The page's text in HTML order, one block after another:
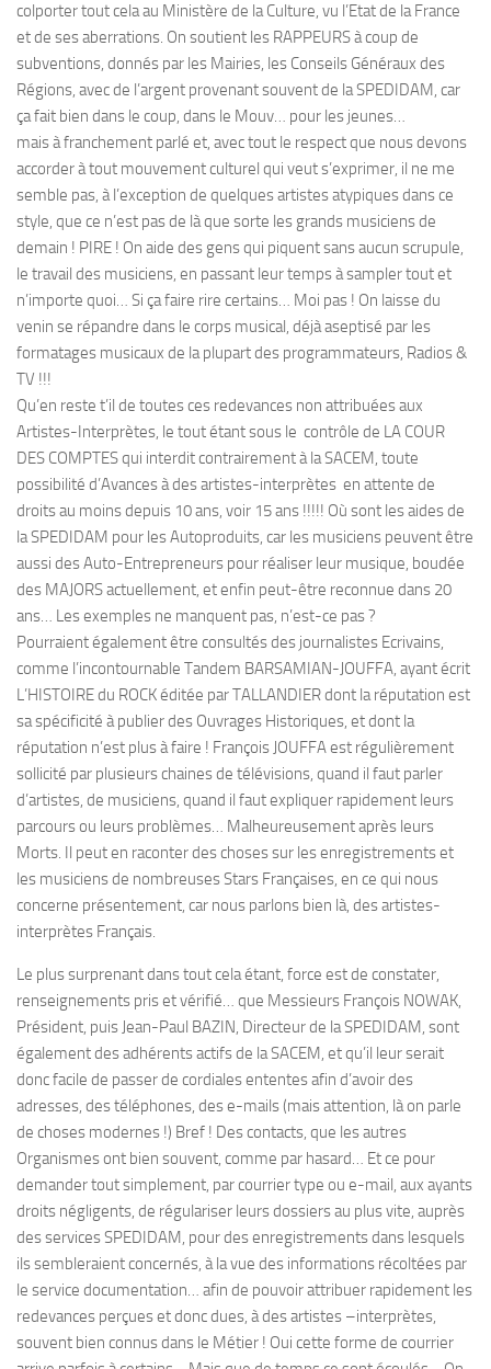
colporter tout cela au Ministère de la Culture, vu l’Etat de la France
et de ses aberrations. On soutient les RAPPEURS à coup de
subventions, donnés par les Mairies, les Conseils Généraux des
Régions, avec de l’argent provenant souvent de la SPEDIDAM, car
ça fait bien dans le coup, dans le Mouv… pour les jeunes…
mais à franchement parlé et, avec tout le respect que nous devons
accorder à tout mouvement culturel qui veut s’exprimer, il ne me
semble pas, à l’exception de quelques artistes atypiques dans ce
style, que ce n’est pas de là que sorte les grands musiciens de
demain ! PIRE ! On aide des gens qui piquent sans aucun scrupule,
le travail des musiciens, en passant leur temps à sampler tout et
n’importe quoi… Si ça faire rire certains… Moi pas ! On laisse du
venin se répandre dans le corps musical, déjà aseptisé par les
formatages musicaux de la plupart des programmateurs, Radios &
TV !!!
Qu’en reste t’il de toutes ces redevances non attribuées aux
Artistes-Interprètes, le tout étant sous le contrôle de LA COUR
DES COMPTES qui interdit contrairement à la SACEM, toute
possibilité d’Avances à des artistes-interprètes en attente de
droits au moins depuis 10 ans, voir 15 ans !!!!! Où sont les aides de
la SPEDIDAM pour les Autoproduits, car les musiciens peuvent être
aussi des Auto-Entrepreneurs pour réaliser leur musique, boudée
des MAJORS actuellement, et enfin peut-être reconnue dans 20
ans… Les exemples ne manquent pas, n’est-ce pas ?
Pourraient également être consultés des journalistes Ecrivains,
comme l’incontournable Tandem BARSAMIAN-JOUFFA, ayant écrit
L’HISTOIRE du ROCK éditée par TALLANDIER dont la réputation est
sa spécificité à publier des Ouvrages Historiques, et dont la
réputation n’est plus à faire ! François JOUFFA est régulièrement
sollicité par plusieurs chaines de télévisions, quand il faut parler
d’artistes, de musiciens, quand il faut expliquer rapidement leurs
parcours ou leurs problèmes… Malheureusement après leurs
Morts. Il peut en raconter des choses sur les enregistrements et
les musiciens de nombreuses Stars Françaises, en ce qui nous
concerne présentement, car nous parlons bien là, des artistes-
interprètes Français.
Le plus surprenant dans tout cela étant, force est de constater,
renseignements pris et vérifié… que Messieurs François NOWAK,
Président, puis Jean-Paul BAZIN, Directeur de la SPEDIDAM, sont
également des adhérents actifs de la SACEM, et qu’il leur serait
donc facile de passer de cordiales ententes afin d’avoir des
adresses, des téléphones, des e-mails (mais attention, là on parle
de choses modernes !) Bref ! Des contacts, que les autres
Organismes ont bien souvent, comme par hasard… Et ce pour
demander tout simplement, par courrier type ou e-mail, aux ayants
droits négligents, de régulariser leurs dossiers au plus vite, auprès
des services SPEDIDAM, pour des enregistrements dans lesquels
ils sembleraient concernés, à la vue des informations récoltées par
le service documentation… afin de pouvoir attribuer rapidement les
redevances perçues et donc dues, à des artistes –interprètes,
souvent bien connus dans le Métier ! Oui cette forme de courrier